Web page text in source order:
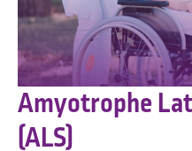
Amyotrophe
(ALS)